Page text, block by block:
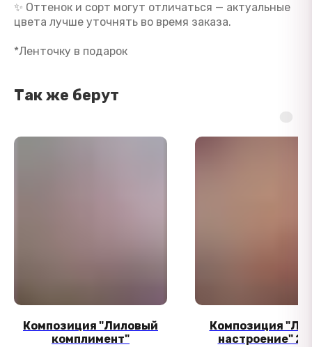
✨ Оттенок и сорт могут отличаться — актуальные
цвета лучше уточнять во время заказа.
*Ленточку в подарок
Так же берут
Композиция "Лиловый
комплимент"
Композиция
настроение"